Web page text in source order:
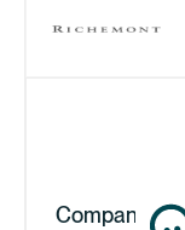
Company